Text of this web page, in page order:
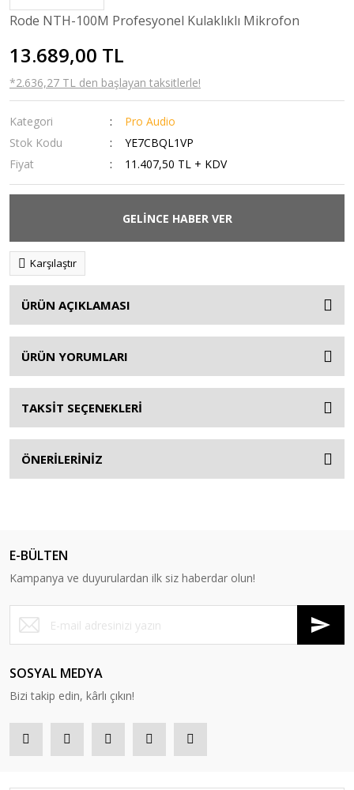
Rode NTH-100M Profesyonel Kulaklıklı Mikrofon
13.689,00 TL
*2.636,27 TL den başlayan taksitlerle!
Kategori
Pro Audio
Stok Kodu
YE7CBQL1VP
Fiyat
11.407,50 TL + KDV
GELİNCE HABER VER
Karşılaştır
ÜRÜN AÇIKLAMASI
ÜRÜN YORUMLARI
TAKSİT SEÇENEKLERİ
ÖNERİLERİNİZ
E-BÜLTEN
Kampanya ve duyurulardan ilk siz haberdar olun!
SOSYAL MEDYA
Bizi takip edin, kârlı çıkın!